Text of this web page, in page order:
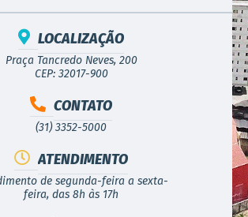
LOCALIZAÇÃO
Praça Tancredo Neves, 200
CEP: 32017-900
CONTATO
(31) 3352-5000
ATENDIMENTO
de segunda-feira a sexta-
feira, das 8h às 17h